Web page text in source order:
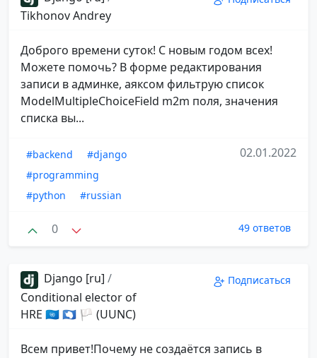
Tikhonov Andrey
Доброго времени суток! С новым годом всех!
Можете помочь? В форме редактирования
записи в админке, аяксом фильтрую список
ModelMultipleChoiceField m2m поля, значения
списка вы...
#backend
#django
#programming
#python
#russian
02.01.2022
0 49 ответов
Django [ru] /
Conditional elector of
HRE 🇺🇳 🇦🇶 🏳 (UUNC)
Подписаться
Всем привет!Почему не создаётся запись в